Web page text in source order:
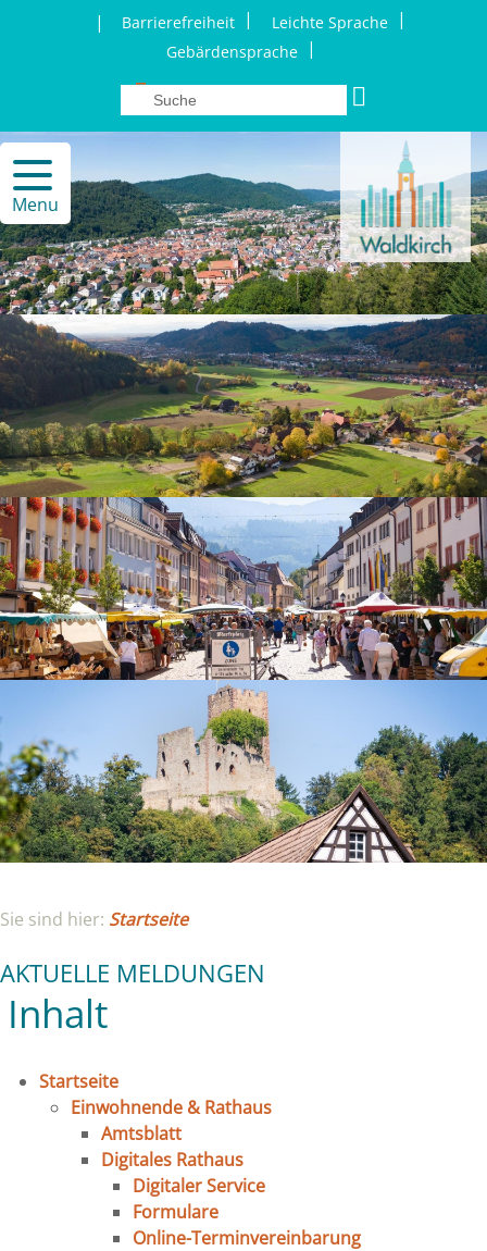
| Barrierefreiheit | Leichte Sprache |
Gebärdensprache |
Menu
Sie sind hier: Startseite
AKTUELLE MELDUNGEN
Inhalt
Startseite
Einwohnende & Rathaus
Amtsblatt
Digitales Rathaus
Digitaler Service
Formulare
Online-Terminvereinbarung